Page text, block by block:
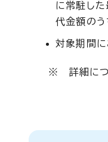
に常駐した
代金額のう
対象期間
※ 詳細につい